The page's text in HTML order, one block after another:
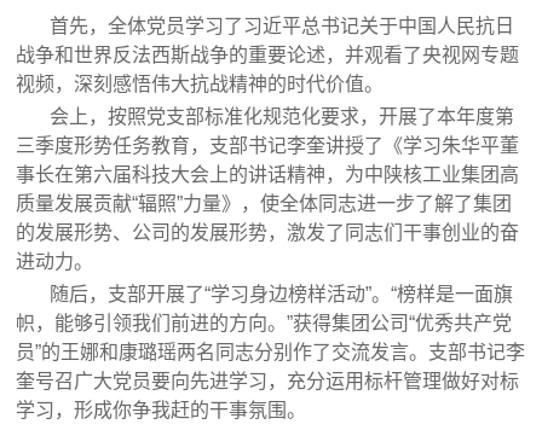
首先，全体党员学习了习近平总书记关于中国人民抗日
战争和世界反法西斯战争的重要论述，并观看了央视网专题
视频，深刻感悟伟大抗战精神的时代价值。
会上，按照党支部标准化规范化要求，开展了本年度第
三季度形势任务教育，支部书记李奎讲授了《学习朱华平董
事长在第六届科技大会上的讲话精神，为中陕核工业集团高
质量发展贡献“辐照”力量》，使全体同志进一步了解了集团
的发展形势、公司的发展形势，激发了同志们干事创业的奋
进动力。
随后，支部开展了“学习身边榜样活动”。“榜样是一面旗
帜，能够引领我们前进的方向。”获得集团公司“优秀共产党
员”的王娜和康璐瑶两名同志分别作了交流发言。支部书记李
奎号召广大党员要向先进学习，充分运用标杆管理做好对标
学习，形成你争我赶的干事氛围。